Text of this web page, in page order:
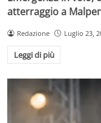
atterraggio a
Redazione Luglio 23,
Leggi di più